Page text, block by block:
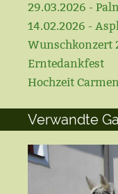
29.03.2026 -
14.02.2026 -
Wunschkonzert
Erntedankfest
Hochzeit
Verwandte